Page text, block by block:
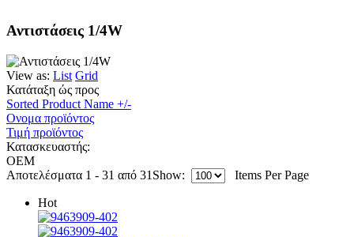
Αντιστάσεις 1/4W
View as: List Grid
Κατάταξη ώς προς
Sorted Product Name +/-
Ονομα προϊόντος
Τιμή προϊόντος
Κατασκευαστής:
OEM
Αποτελέσματα 1 - 31 από 31 Show: Items Per Page
Hot